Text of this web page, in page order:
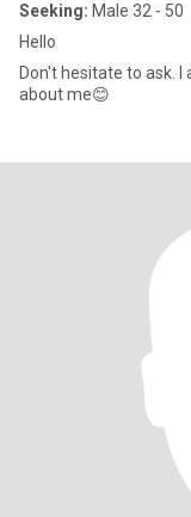
Seeking: Male 32 - 50
Hello
Don't hesitate to ask.
about me😊